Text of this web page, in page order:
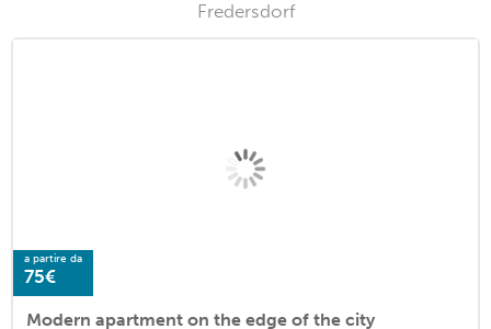
Fredersdorf
a partire da
75€
Modern apartment on the edge of the city